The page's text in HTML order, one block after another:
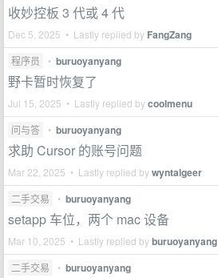
收妙控板 3 代或 4 代
Dec 5, 2025 • Lastly replied by FangZang
程序员 • buruoyanyang
野卡暂时恢复了
Jul 15, 2025 • Lastly replied bycoolmenu
问与答 • buruoyanyang
求助 Cursor 的账号问题
Mar 22, 2025 • Lastly replied bywyntalgeer
二手交易 • buruoyanyang
setapp 车位，两个 mac 设备
Mar 10, 2025 • Lastly replied byburuoyanyang
二手交易 • buruoyanyang